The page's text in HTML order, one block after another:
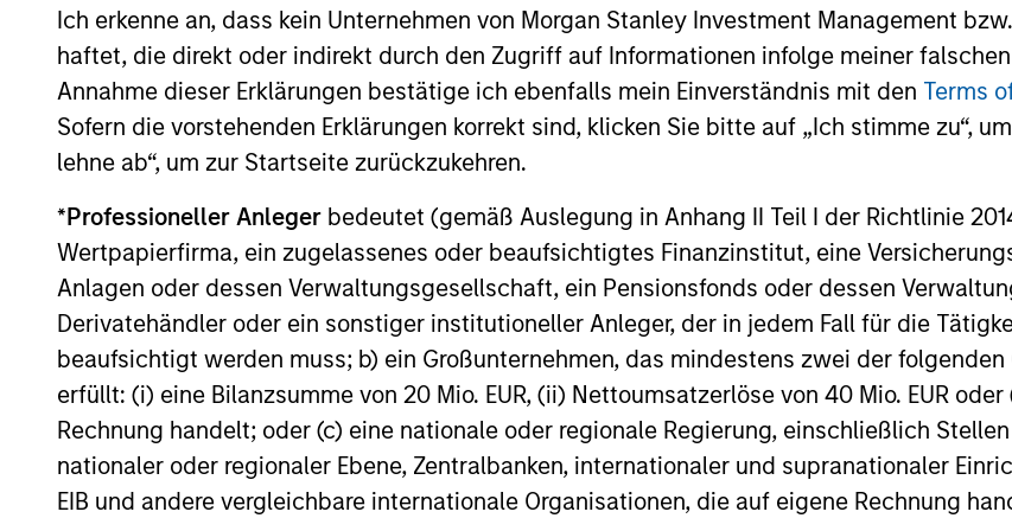
Ich erkenne an, dass kein Unternehmen von Morgan Stanley Investment Management
haftet, die direkt oder indirekt durch den Zugriff auf Informationen infolge meiner
Annahme dieser Erklärungen bestätige ich ebenfalls mein Einverständnis mit den Terms
Sofern die vorstehenden Erklärungen korrekt sind, klicken Sie bitte auf „Ich stimme zu“,
lehne ab“, um zur Startseite zurückzukehren.
*Professioneller Anleger bedeutet (gemäß Auslegung in Anhang II Teil I der Richtlinie
Wertpapierfirma, ein zugelassenes oder beaufsichtigtes Finanzinstitut, eine
Anlagen oder dessen Verwaltungsgesellschaft, ein Pensionsfonds oder dessen
Derivatehändler oder ein sonstiger institutioneller Anleger, der in jedem Fall für die
beaufsichtigt werden muss; b) ein Großunternehmen, das mindestens zwei der
erfüllt: (i) eine Bilanzsumme von 20 Mio. EUR, (ii) Nettoumsatzerlöse von 40 Mio. EUR
Rechnung handelt; oder (c) eine nationale oder regionale Regierung, einschließlich
nationaler oder regionaler Ebene, Zentralbanken, internationaler und supranationaler
EIB und andere vergleichbare internationale Organisationen, die auf eigene Rechnung
Der Wert der Anlagen und der mit ihnen erzielten Erträge können sowohl steigen als auch fallen. Es ist daher
voller Höhe zurückerhalten.
Die Performance versteht sich nach Abzug der Gebühren. Die Angaben zur Performance des laufenden Jahres
(sofern angeboten) kann abweichen. Setzen Sie sich bitte gründlich mit den Anlagezielen und -risiken sowie den
Anlageentscheidung treffen.
Der Einsatz von Fremdkapital erhöht die Risiken, so dass eine relativ kleine Bewegung im Wert einer Anlage zu
Die auf dieser Webseite verfügbaren Unterlagen beziehen sich auf mehrere Teilfonds der Morgan Stanley
Teilfonds in allen Ländern verfügbar sind und Teilfonds nicht für Personen mit Wohnsitz in Ländern verfügbar
jeweils geltenden Gesetzen oder Vorschriften zuwiderlaufen würde.
Je höher die Kategorie (1-7), desto höher ist der mögliche Ertrag, aber auch das Risiko, den ursprünglich
eine risikofreie Anlage handelt. Bitte beachten Sie die BasisInformationsBlatt („BIB“) des Fonds unter
Anlageklassen enthalten.
Das Morningstar Rating™
(Sterne-Rating) für Fonds wird für Vermögensverwaltungsprodukte (wie
Renten- und Lebensversicherung), börsennotierte Fonds, geschlossene Fonds und separate Konten) berechnet,
offene Investmentfonds werden zu Vergleichszwecken zu einer Kategorie zusammengefasst. Das Rating wird
eine Kennzahl, die die Schwankungen der monatlichen Überschussrendite eines verwalteten Produkts
Performanceschwankungen und eine beständige Wertentwicklung gelegt. Die besten 10% der Produkte in jeder